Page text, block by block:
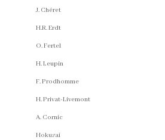
J. Chéret
H.R. Erdt
O. Fertel
H. Leupin
F. Prodhomme
H. Privat-Livemont
A. Cornic
Hokusai